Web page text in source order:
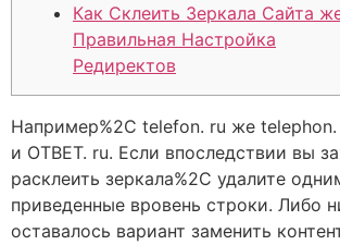
Как Склеить Зеркала Сайта
Правильная Настройка
Редиректов
Например%2C telefon. ru же
и OTBET. ru. Если впоследствии вы
расклеить зеркала%2C удалите
приведенные вровень строки. Либо
оставалось вариант заменить